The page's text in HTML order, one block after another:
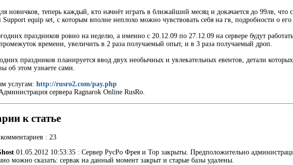
новичков, теперь каждый, кто начнёт играть в ближайший месяц и докачается до 99лв, что
equip set, с которым вполне неплохо можно чувствовать себя на гв, подробности о его
праздников ровно на неделю, а именно с 20.12.09 по 27.12.09 на сервере будут
промежуток времени, увеличить в 2 раза получаемый опыт, и в 3 раза получаемый дроп.
праздников планируется ввод двух необычных и увлекательных евентов, детали
об этом узнаете сами.
услугам: http://rusro2.com/pay.php
сервера Ragnarok Online RusRo.
к статье
: 23
01.05.2012 10:53:35 : Сервер РусРо Фрея и Тор закрыты. Предположительно
можно сказать: сервак на данный момент закрыт и старые базы удалены.